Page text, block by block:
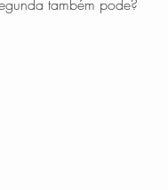
também pode?